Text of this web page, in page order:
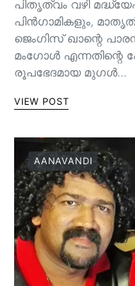
പിതൃത്വം വഴി
പിൻ‌ഗാമികളും,
ജെംഗിസ് ഖാന്റെ
മംഗോൾ
രൂപഭേദമായ മുഗൾ…
VIEW POST
AANAVANDI